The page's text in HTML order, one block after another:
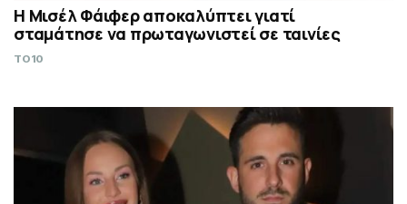
Η Μισέλ Φάιφερ αποκαλύπτει γιατί
σταμάτησε να πρωταγωνιστεί σε ταινίες
TO10